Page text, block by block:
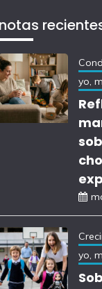
yo,
yo,